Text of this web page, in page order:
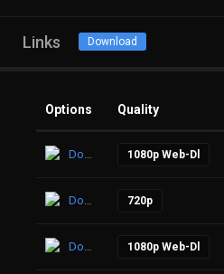
Links Download
Options Quality
Download 1080p Web-Dl
Download 720p
Download 1080p Web-Dl